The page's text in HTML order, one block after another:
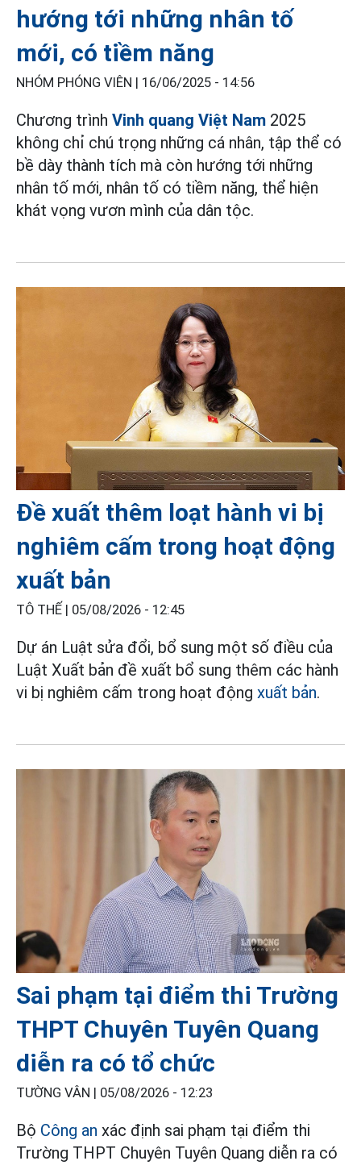
hướng tới những nhân tố
mới, có tiềm năng
NHÓM PHÓNG VIÊN | 16/06/2025 - 14:56
Chương trình Vinh quang Việt Nam 2025
không chỉ chú trọng những cá nhân, tập thể có
bề dày thành tích mà còn hướng tới những
nhân tố mới, nhân tố có tiềm năng, thể hiện
khát vọng vươn mình của dân tộc.
Đề xuất thêm loạt hành vi bị
nghiêm cấm trong hoạt động
xuất bản
TÔ THẾ | 05/08/2026 - 12:45
Dự án Luật sửa đổi, bổ sung một số điều của
Luật Xuất bản đề xuất bổ sung thêm các hành
vi bị nghiêm cấm trong hoạt động xuất bản.
Sai phạm tại điểm thi Trường
THPT Chuyên Tuyên Quang
diễn ra có tổ chức
TƯỜNG VÂN | 05/08/2026 - 12:23
Bộ Công an xác định sai phạm tại điểm thi
Trường THPT Chuyên Tuyên Quang diễn ra có